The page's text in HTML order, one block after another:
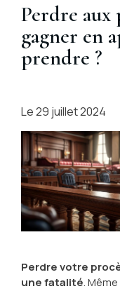
Perdre aux
gagner en
prendre ?
Le29 juillet 2024
Perdre votre
une fatalité.